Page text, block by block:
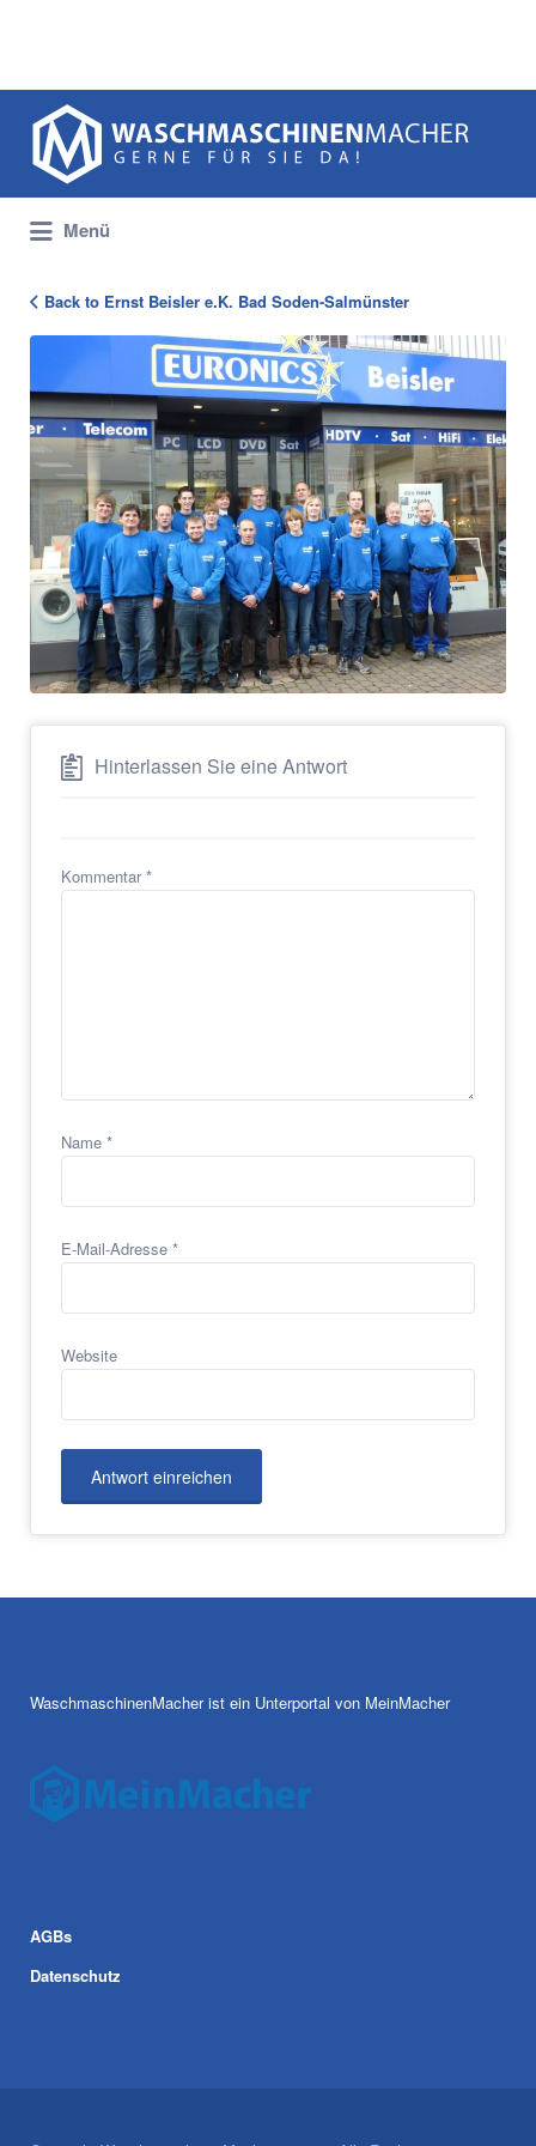
Suchen
nach:
Menü
105787_Beisler_Portraet_1292
Back to Ernst Beisler e.K. Bad Soden-Salmünster
Hinterlassen Sie eine Antwort
Kommentar*
Name *
E-Mail-Adresse *
Website
WaschmaschinenMacher ist ein Unterportal von MeinMacher
AGBs
Datenschutz